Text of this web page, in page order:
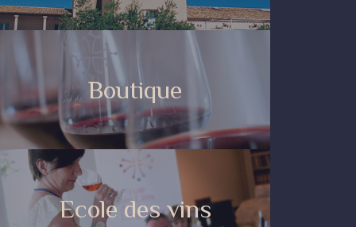
Boutique
Ecole des vins